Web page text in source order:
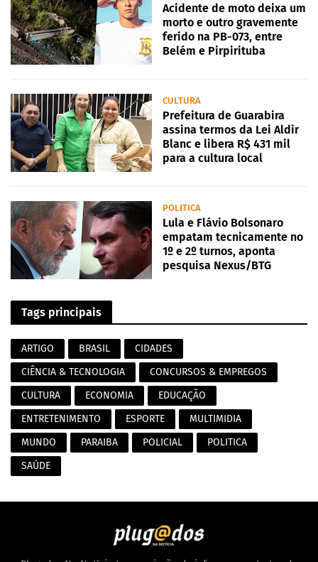
Acidente de moto deixa um
morto e outro gravemente
ferido na PB-073, entre
Belém e Pirpirituba
CULTURA
Prefeitura de Guarabira
assina termos da Lei Aldir
Blanc e libera R$ 431 mil
para a cultura local
POLITICA
Lula e Flávio Bolsonaro
empatam tecnicamente no
1º e 2º turnos, aponta
pesquisa Nexus/BTG
Tags principais
ARTIGO BRASIL
CIDADES
CIÊNCIA & TECNOLOGIA
CONCURSOS & EMPREGOS
CULTURA
ECONOMIA
EDUCAÇÃO
ENTRETENIMENTO
ESPORTE
MULTIMIDIA
MUNDO
PARAIBA POLICIAL
POLITICA
SAÚDE